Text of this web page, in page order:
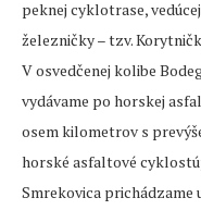
peknej cyklotrase,
železničky – tzv.
V osvedčenej kolibe
vydávame po horskej
osem kilometrov s
horské asfaltové
Smrekovica prichádzame